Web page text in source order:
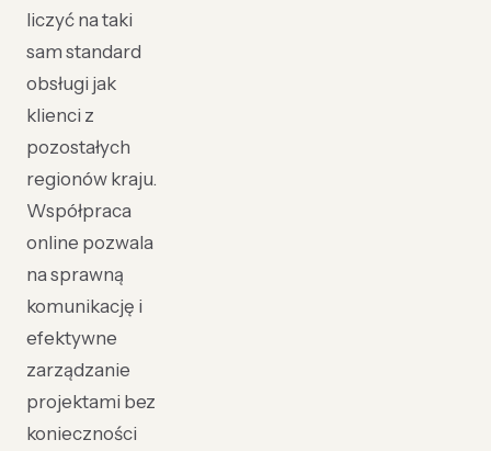
liczyć na taki
sam standard
obsługi jak
klienci z
pozostałych
regionów kraju.
Współpraca
online pozwala
na sprawną
komunikację i
efektywne
zarządzanie
projektami bez
konieczności